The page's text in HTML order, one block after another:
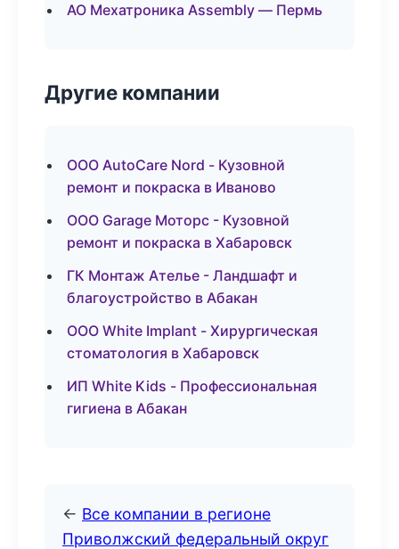
АО Мехатроника Assembly — Пермь
Другие компании
ООО AutoCare Nord - Кузовной
ремонт и покраска в Иваново
ООО Garage Моторс - Кузовной
ремонт и покраска в Хабаровск
ГК Монтаж Ателье - Ландшафт и
благоустройство в Абакан
ООО White Implant - Хирургическая
стоматология в Хабаровск
ИП White Kids - Профессиональная
гигиена в Абакан
← Все компании в регионе
Приволжский федеральный округ